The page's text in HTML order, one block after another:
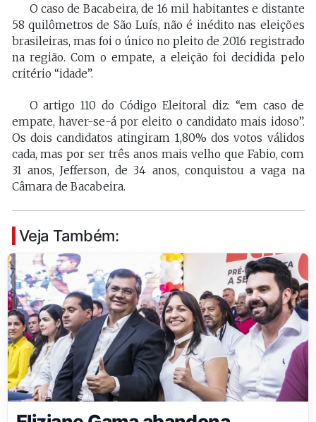
O caso de Bacabeira, de 16 mil habitantes e distante
58 quilômetros de São Luís, não é inédito nas eleições
brasileiras, mas foi o único no pleito de 2016 registrado
na região. Com o empate, a eleição foi decidida pelo
critério “idade”.
O artigo 110 do Código Eleitoral diz: “em caso de
empate, haver-se-á por eleito o candidato mais idoso”.
Os dois candidatos atingiram 1,80% dos votos válidos
cada, mas por ser três anos mais velho que Fabio, com
31 anos, Jefferson, de 34 anos, conquistou a vaga na
Câmara de Bacabeira.
Veja Também: